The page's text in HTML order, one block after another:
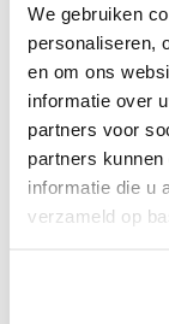
We gebruiken
personaliseren,
en om ons
informatie over
partners voor
partners
informatie die u
verzameld op